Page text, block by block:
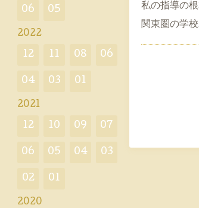
私の指導の根
関東圏の学
06 05
2022
12 11 08 06
04 03 01
2021
12 10 09 07
06 05 04 03
02 01
2020